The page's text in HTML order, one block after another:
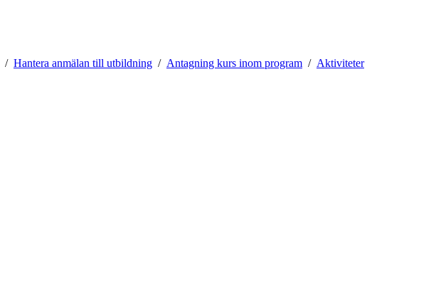
Hantera anmälan till utbildning Antagning kurs inom program Aktiviteter